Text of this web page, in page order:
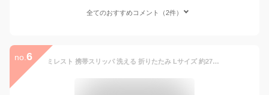
全てのおすすめコメント（2件）
no. 6 ミレスト 携帯スリッパ 洗える 折りたたみ Lサイズ 約27cm メンズ レディース MLS608 コンパクト 旅行 授業参観 入学式 卒業式 ルームシューズ 上履き トラベルグッズ シンプル[PO10]